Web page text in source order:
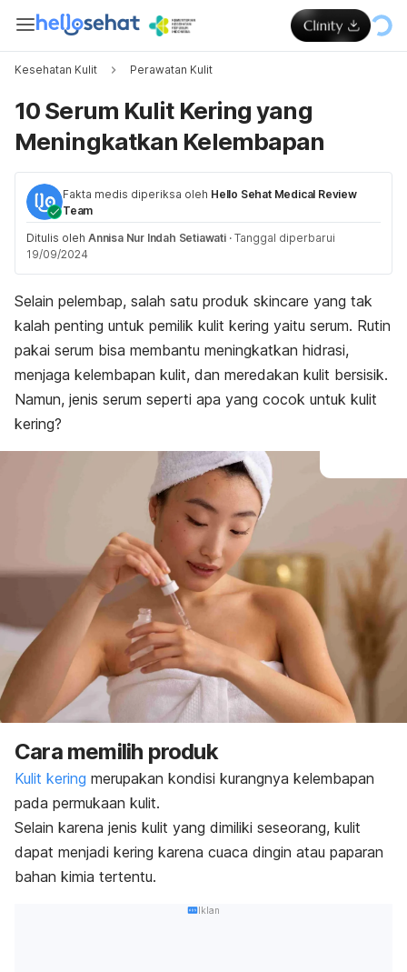
Kesehatan Kulit Perawatan Kulit
10 Serum Kulit Kering yang
Meningkatkan Kelembapan
Fakta medis diperiksa oleh Hello Sehat Medical Review
Team
Ditulis oleh Annisa Nur Indah Setiawati · Tanggal diperbarui
19/09/2024
Selain pelembap, salah satu produk skincare yang tak
kalah penting untuk pemilik kulit kering yaitu serum. Rutin
pakai serum bisa membantu meningkatkan hidrasi,
menjaga kelembapan kulit, dan meredakan kulit bersisik.
Namun, jenis serum seperti apa yang cocok untuk kulit
kering?
Cara memilih produk
Kulit kering merupakan kondisi kurangnya kelembapan
pada permukaan kulit.
Selain karena jenis kulit yang dimiliki seseorang, kulit
dapat menjadi kering karena cuaca dingin atau paparan
bahan kimia tertentu.
Iklan